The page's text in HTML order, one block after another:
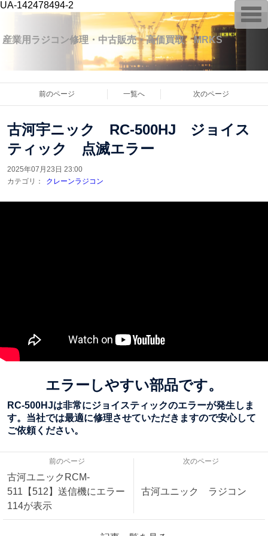
UA-142478494-2
産業用ラジコン修理・中古販売・高価買取 MRKS
前のページ 一覧へ 次のページ
古河宇ニック RC-500HJ ジョイス
ティック 点滅エラー
2025年07月23日 23:00
カテゴリ：
クレーンラジコン
エラーしやすい部品です。
RC-500HJは非常にジョイスティックのエラーが発生しま
す。当社では最適に修理させていただきますので安心して
ご依頼ください。
前のページ
古河ユニックRCM-
511【512】送信機にエラー
114が表示
次のページ
古河ユニック ラジコン
T
o
g
a
v